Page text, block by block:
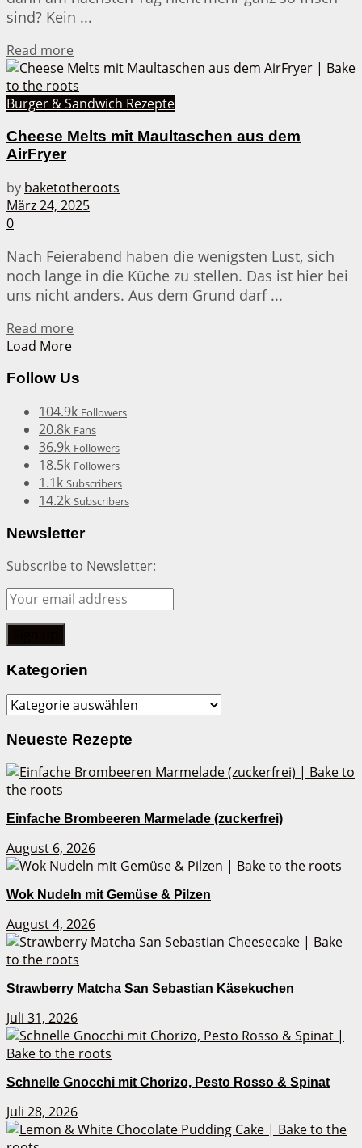
sind? Kein ...
Read more
Burger & Sandwich Rezepte
Cheese Melts mit Maultaschen aus dem
AirFryer
by baketotheroots
März 24, 2025
0
Nach Feierabend haben die wenigsten Lust, sich
noch lange in die Küche zu stellen. Das ist hier bei
uns nicht anders. Aus dem Grund darf ...
Read more
Load More
Follow Us
104.9k Followers
20.8k Fans
36.9k Followers
18.5k Followers
1.1k Subscribers
14.2k Subscribers
Newsletter
Subscribe to Newsletter:
Kategorien
Kategorien
Neueste Rezepte
Einfache Brombeeren Marmelade (zuckerfrei)
August 6, 2026
Wok Nudeln mit Gemüse & Pilzen
August 4, 2026
Strawberry Matcha San Sebastian Käsekuchen
Juli 31, 2026
Schnelle Gnocchi mit Chorizo, Pesto Rosso & Spinat
Juli 28, 2026